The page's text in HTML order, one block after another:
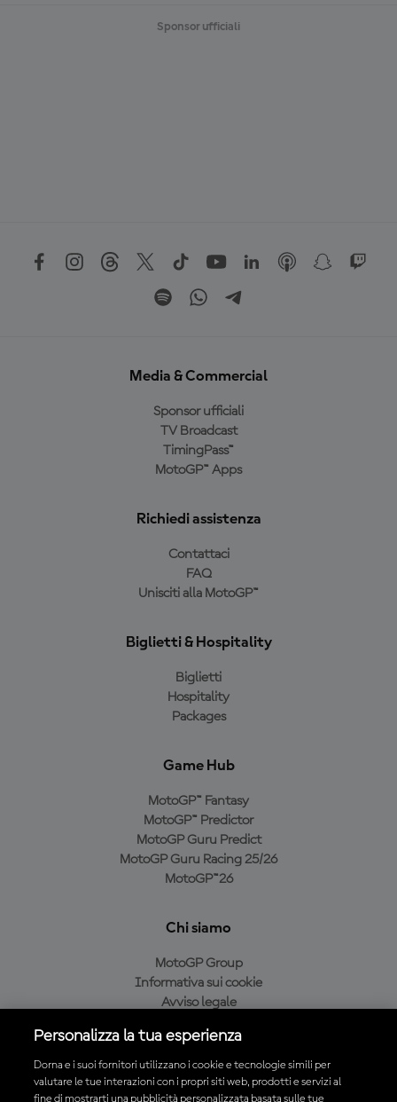
Sponsor ufficiali
Media & Commercial
Sponsor ufficiali
TV Broadcast
TimingPass™
MotoGP™ Apps
Richiedi assistenza
Contattaci
FAQ
Unisciti alla MotoGP™
Biglietti & Hospitality
Biglietti
Hospitality
Packages
Game Hub
MotoGP™ Fantasy
MotoGP™ Predictor
MotoGP Guru Predict
MotoGP Guru Racing 25/26
MotoGP™26
Chi siamo
MotoGP Group
Informativa sui cookie
Avviso legale
Condizioni di acquisto
Personalizza la tua esperienza
Dorna e i suoi fornitori utilizzano i cookie e tecnologie simili per
valutare le tue interazioni con i propri siti web, prodotti e servizi al
fine di mostrarti una pubblicità personalizzata basata sulle tue